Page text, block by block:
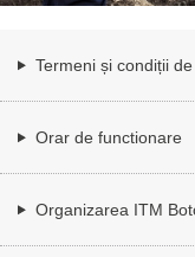
Termeni și condiții
Orar de functionare
Organizarea ITM